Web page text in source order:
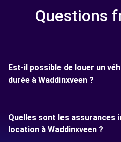
Questions
Est-il possible de louer un
durée à Waddinxveen ?
Quelles sont les assurances
location à Waddinxveen ?